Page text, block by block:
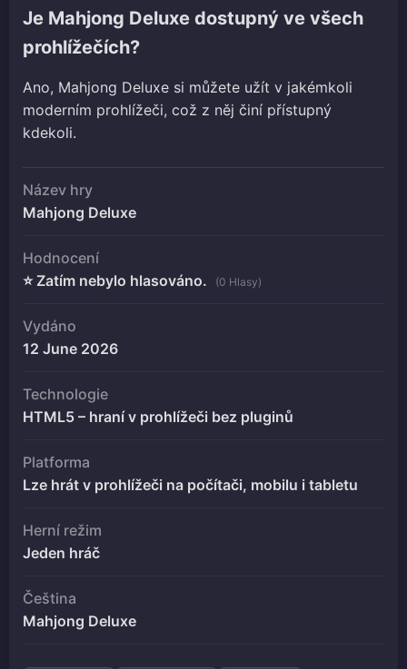
Je Mahjong Deluxe dostupný ve všech
prohlížečích?
Ano, Mahjong Deluxe si můžete užít v jakémkoli
moderním prohlížeči, což z něj činí přístupný
kdekoli.
Název hry
Mahjong Deluxe
Hodnocení
⭐ Zatím nebylo hlasováno.
(0 Hlasy)
Vydáno
12 June 2026
Technologie
HTML5 – hraní v prohlížeči bez pluginů
Platforma
Lze hrát v prohlížeči na počítači, mobilu i tabletu
Herní režim
Jeden hráč
Čeština
Mahjong Deluxe